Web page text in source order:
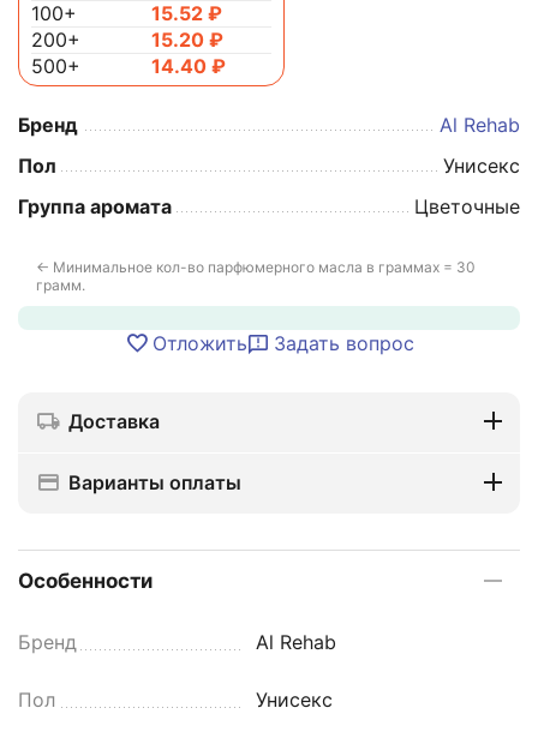
100+
200+
500+
15.52 ₽
15.20 ₽
14.40 ₽
Бренд
Al Rehab
Пол
Унисекс
Группа аромата
Цветочные
← Минимальное кол-во парфюмерного масла в граммах = 30
грамм.
Отложить Задать вопрос
Доставка
Варианты оплаты
Особенности
Бренд Al Rehab
Пол Унисекс